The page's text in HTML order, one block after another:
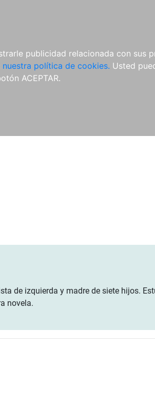
publicidad relacionada con sus
nuestra política de cookies. Usted
ACEPTAR.
de izquierda y madre de siete hijos.
novela.